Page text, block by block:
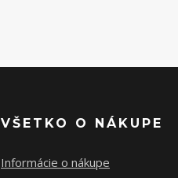
VŠETKO O NÁKUPE
Informácie o nákupe